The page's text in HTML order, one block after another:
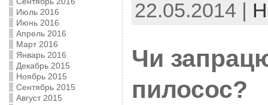
Июль 2016
Июнь 2016
Апрель 2016
Март 2016
Январь 2016
Декабрь 2015
Ноябрь 2015
Сентябрь 2015
Август 2015
22.05.2014 |
Чи
пилосос?